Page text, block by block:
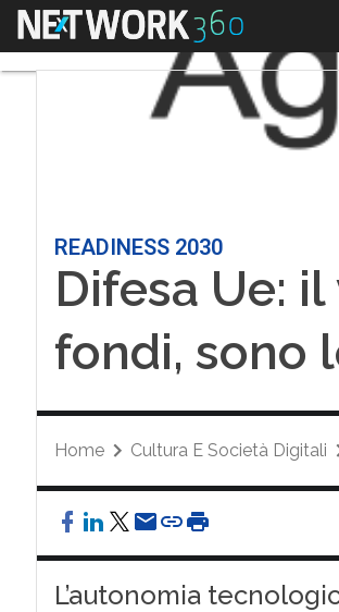
Menu
READINESS 2030
Difesa Ue:
fondi, sono
Home Cultura E Società Digitali
L’autonomia